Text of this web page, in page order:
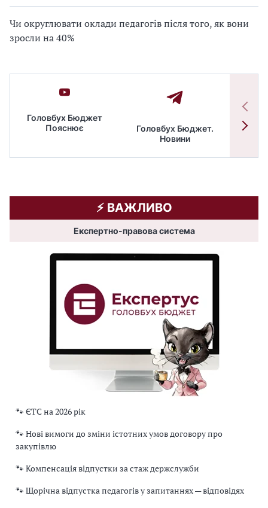
Чи округлювати оклади педагогів після того, як вони
зросли на 40%
Головбух Бюджет
Пояснює
Головбух Бюджет.
Новини
⚡️ ВАЖЛИВО
Експертно-правова система
🐾 ЄТС на 2026 рік
🐾 Нові вимоги до зміни істотних умов договору про
закупівлю
🐾 Компенсація відпустки за стаж держслужби
🐾 Щорічна відпустка педагогів у запитаннях — відповідях